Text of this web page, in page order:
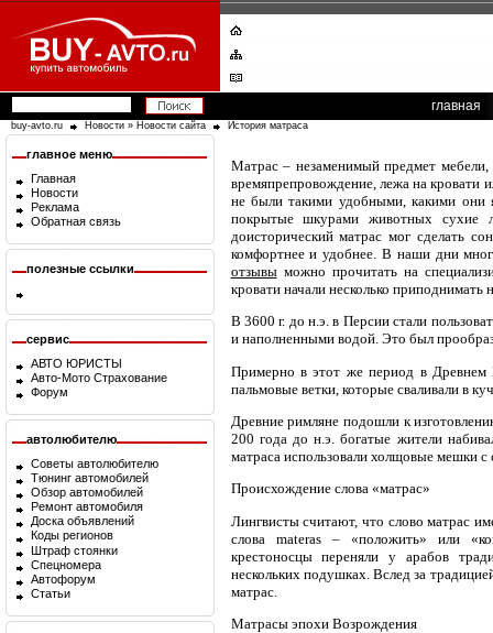
главная
buy-avto.ru Новости » Новости сайта История матраса
главное меню
Главная
Новости
Реклама
Обратная связь
полезные ссылки
сервис
АВТО ЮРИСТЫ
Авто-Мото Страхование
Форум
автолюбителю
Советы автолюбителю
Тюнинг автомобилей
Обзор автомобилей
Ремонт автомобиля
Доска объявлений
Коды регионов
Штраф стоянки
Спецномера
Автофорум
Статьи
Матрас – незаменимый предмет мебели,
времяпрепровождение, лежа на
не были такими удобными, какими они
покрытые шкурами животных сухие
доисторический матрас мог сделать
комфортнее и удобнее. В наши дни
отзывыможно прочитать на
кровати начали несколько приподнимать
В 3600 г. до н.э. в Персии стали
и наполненными водой. Это был
Примерно в этот же период в Древнем
пальмовые ветки, которые сваливали в
Древние римляне подошли к
200 года до н.э. богатые жители
матраса использовали холщовые мешки
Происхождение слова «матрас»
Лингвисты считают, что слово матрас
слова materas – «положить» или
крестоносцы переняли у арабов
нескольких подушках. Вслед за
матрас.
Матрасы эпохи Возрождения